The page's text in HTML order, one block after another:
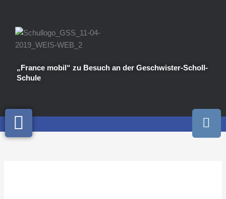
springen
„France mobil“ zu Besuch an der Geschwister-Scholl-
Schule
I
n
s